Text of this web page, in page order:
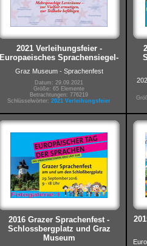
2021 Verleihungsfeier -
Europaeisches Sprachensiegel-
Graz Museum - Sprachenfest
Datum: 29.09.2021
Größe: 65 Elemente
Betrachtungen: 776219
Schlüsselwörter: 2021 Verleihungsfeier
2016 Grazer Sprachenfest -
Schlossbergplatz und Graz
Museum